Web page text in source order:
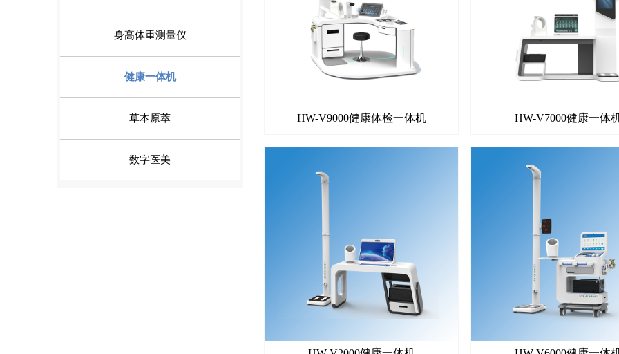
身高体重测量仪
健康一体机
草本原萃
数字医美
HW-V9000健康体检一体机 HW-V7000健康一体